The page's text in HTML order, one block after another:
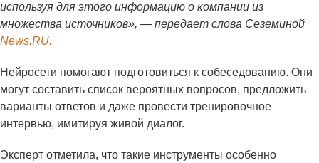
используя для этого информацию о компании из
множества источников», — передает слова Сеземиной
News.RU.
Нейросети помогают подготовиться к собеседованию. Они
могут составить список вероятных вопросов, предложить
варианты ответов и даже провести тренировочное
интервью, имитируя живой диалог.
Эксперт отметила, что такие инструменты особенно